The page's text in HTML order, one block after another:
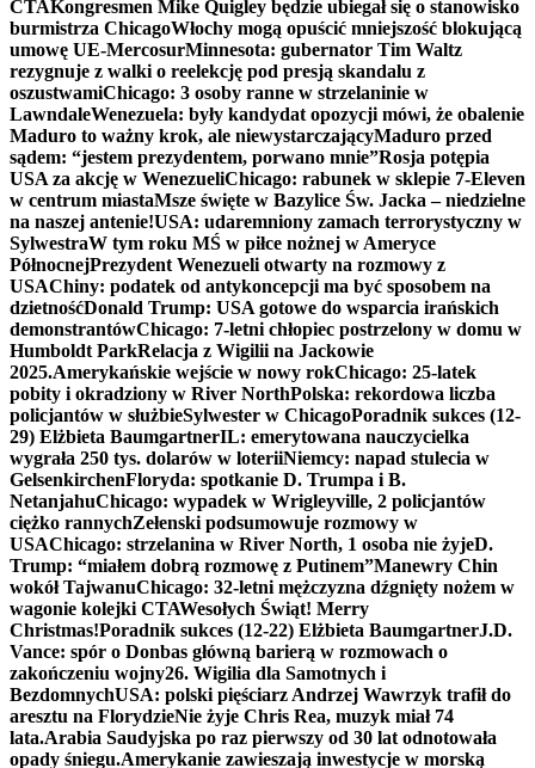
CTAKongresmen Mike Quigley będzie ubiegał się o stanowisko
burmistrza ChicagoWłochy mogą opuścić mniejszość blokującą
umowę UE-MercosurMinnesota: gubernator Tim Waltz
rezygnuje z walki o reelekcję pod presją skandalu z
oszustwamiChicago: 3 osoby ranne w strzelaninie w
LawndaleWenezuela: były kandydat opozycji mówi, że obalenie
Maduro to ważny krok, ale niewystarczającyMaduro przed
sądem: “jestem prezydentem, porwano mnie”Rosja potępia
USA za akcję w WenezueliChicago: rabunek w sklepie 7-Eleven
w centrum miastaMsze święte w Bazylice Św. Jacka – niedzielne
na naszej antenie!USA: udaremniony zamach terrorystyczny w
SylwestraW tym roku MŚ w piłce nożnej w Ameryce
PółnocnejPrezydent Wenezueli otwarty na rozmowy z
USAChiny: podatek od antykoncepcji ma być sposobem na
dzietnośćDonald Trump: USA gotowe do wsparcia irańskich
demonstrantówChicago: 7-letni chłopiec postrzelony w domu w
Humboldt ParkRelacja z Wigilii na Jackowie
2025.Amerykańskie wejście w nowy rokChicago: 25-latek
pobity i okradziony w River NorthPolska: rekordowa liczba
policjantów w służbieSylwester w ChicagoPoradnik sukces (12-
29) Elżbieta BaumgartnerIL: emerytowana nauczycielka
wygrała 250 tys. dolarów w loteriiNiemcy: napad stulecia w
GelsenkirchenFloryda: spotkanie D. Trumpa i B.
NetanjahuChicago: wypadek w Wrigleyville, 2 policjantów
ciężko rannychZełenski podsumowuje rozmowy w
USAChicago: strzelanina w River North, 1 osoba nie żyjeD.
Trump: “miałem dobrą rozmowę z Putinem”Manewry Chin
wokół TajwanuChicago: 32-letni mężczyzna dźgnięty nożem w
wagonie kolejki CTAWesołych Świąt! Merry
Christmas!Poradnik sukces (12-22) Elżbieta BaumgartnerJ.D.
Vance: spór o Donbas główną barierą w rozmowach o
zakończeniu wojny26. Wigilia dla Samotnych i
BezdomnychUSA: polski pięściarz Andrzej Wawrzyk trafił do
aresztu na FlorydzieNie żyje Chris Rea, muzyk miał 74
lata.Arabia Saudyjska po raz pierwszy od 30 lat odnotowała
opady śniegu.Amerykanie zawieszają inwestycje w morską